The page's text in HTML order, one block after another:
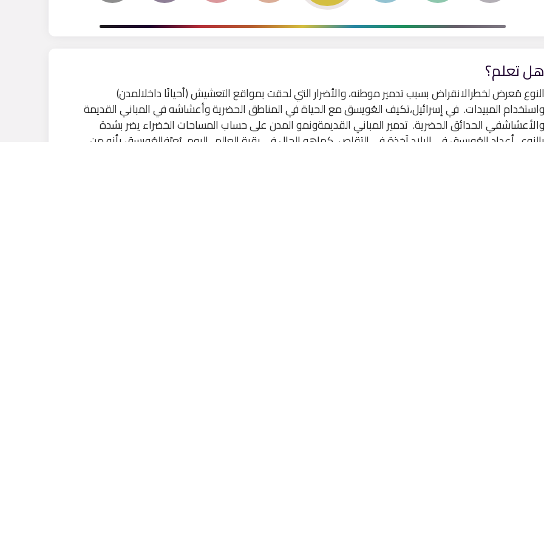
هل تعلم؟
النوع مُعرض لخطرالانقراض بسبب تدمير موطنه، والأضرار التي لحقت بمواقع التعشيش (أحيانًا داخلالمدن)
واستخدام المبيدات. في إسرائيل،تكيف العُويسق مع الحياة في المناطق الحضرية وأعشاشه في المباني القديمة
والأعشاشفي الحدائق الحضرية. تدمير المباني القديمةونمو المدن على حساب المساحات الخضراء يضر بشدة
بالنوع. أعداد العُويسق في البلاد آخذة في التقلص، كماهو الحال في بقية العالم. اليوم، يُعرّفالعُويسق بأنه من